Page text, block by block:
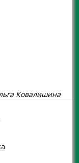
Ковалишина